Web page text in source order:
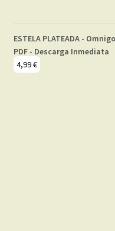
ESTELA PLATEADA -
PDF - Descarga Inmediata
4,99€